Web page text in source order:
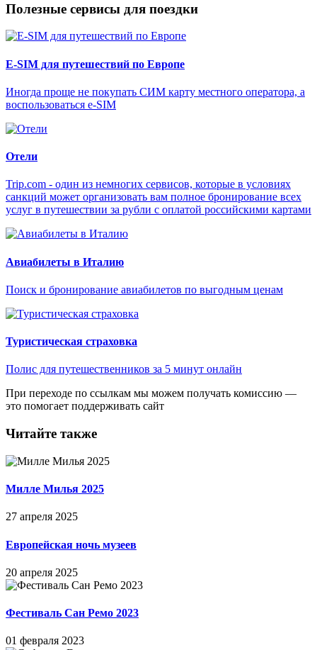
Полезные сервисы для поездки
E-SIM для путешествий по Европе
Иногда проще не покупать СИМ карту местного оператора, а
воспользоваться e-SIM
Отели
Trip.com - один из немногих сервисов, которые в условиях
санкций может организовать вам полное бронирование всех
услуг в путешествии за рубли с оплатой российскими картами
Авиабилеты в Италию
Поиск и бронирование авиабилетов по выгодным ценам
Туристическая страховка
Полис для путешественников за 5 минут онлайн
При переходе по ссылкам мы можем получать комиссию —
это помогает поддерживать сайт
Читайте также
Милле Милья 2025
27 апреля 2025
Европейская ночь музеев
20 апреля 2025
Фестиваль Сан Ремо 2023
01 февраля 2023